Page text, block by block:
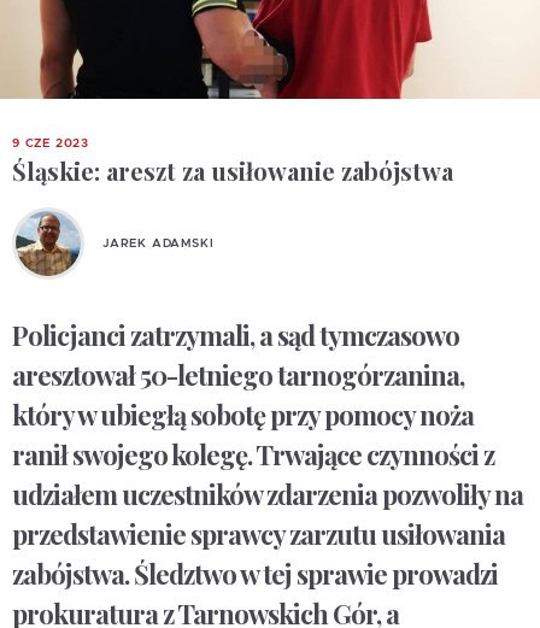
9 CZE 2023
Śląskie: areszt za usiłowanie zabójstwa
JAREK ADAMSKI
Policjanci zatrzymali, a sąd tymczasowo
aresztował 50-letniego tarnogórzanina,
który w ubiegłą sobotę przy pomocy noża
ranił swojego kolegę. Trwające czynności z
udziałem uczestników zdarzenia pozwoliły na
przedstawienie sprawcy zarzutu usiłowania
zabójstwa. Śledztwo w tej sprawie prowadzi
prokuratura z Tarnowskich Gór, a